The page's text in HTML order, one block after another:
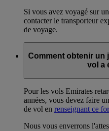
Si vous avez voyagé sur
contacter le transporteur
de voyage.
Comment obtenir un
vol a
Pour les vols Emirates
années, vous devez faire
de vol en renseignant ce
Nous vous enverrons